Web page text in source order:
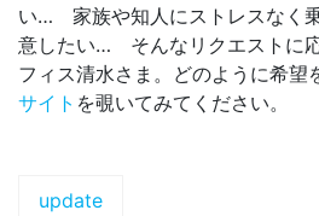
い… 家族や知人にストレスなく
意したい… そんなリクエストに
フィス清水さま。どのように希望
サイト を覗いてみてください。
update